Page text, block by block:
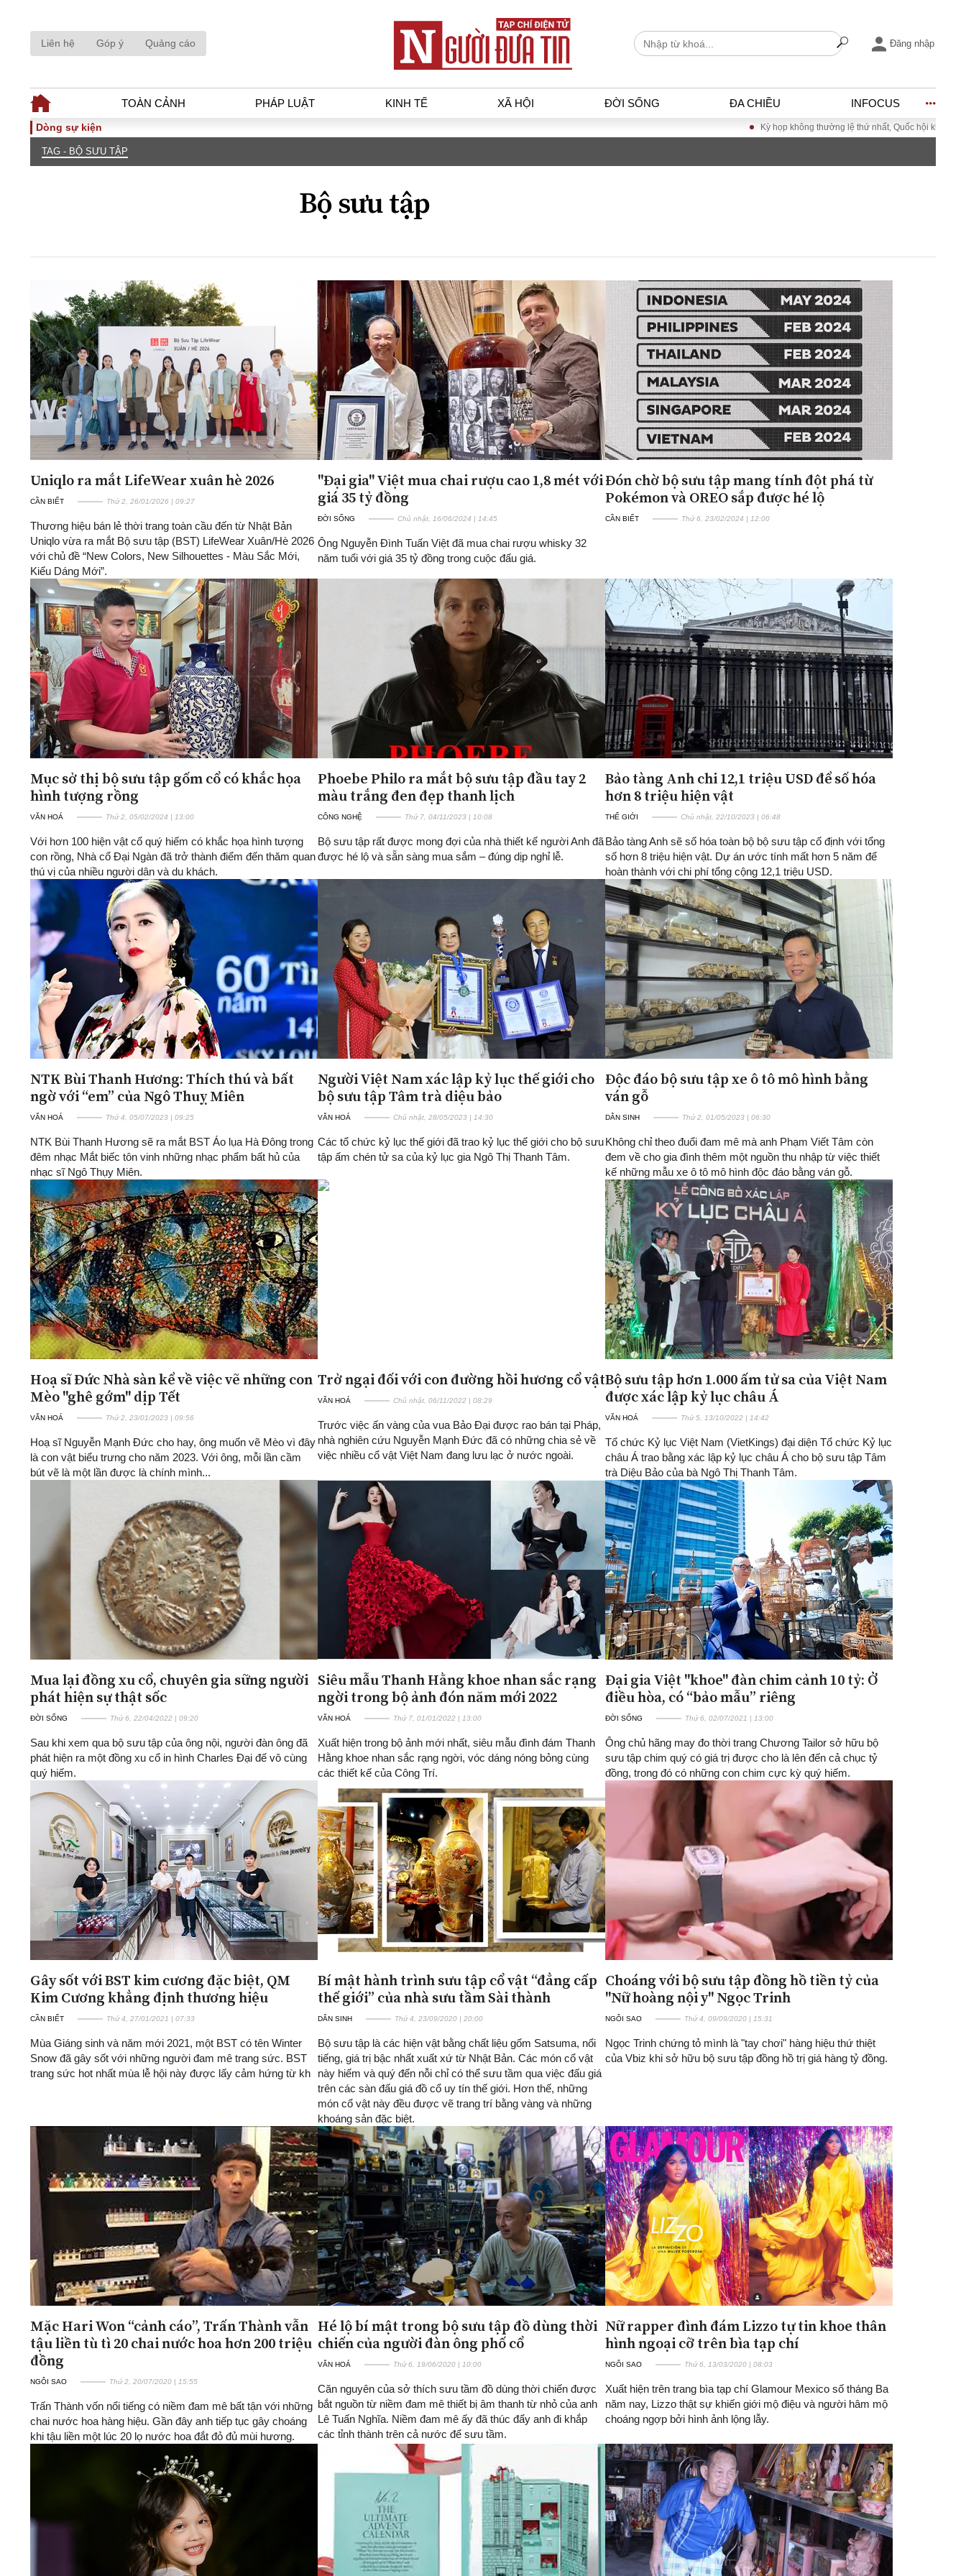
Liên hệ Góp ý Quảng cáo Đăng nhập
TOÀN CẢNH PHÁP LUẬT KINH TẾ XÃ HỘI ĐỜI SỐNG ĐA CHIỀU INFOCUS
TOÀN CẢNH
Thế giới
Góc nhìn luật gia
An ninh - Hình sự
Xu hướng thị trường
Tiêu dùng và dư luận
Công nghệ
Giao thông – Đô thị
ĐA CHIỀU
Quan điểm
Xi nhan Trái Phải
Bạn đọc viết
Đăng ký tin tức mới
Dòng sự kiện Kỳ họp không thường lệ thứ nhất, Quốc hội khóa XVI Đưa Nghị
TAG - BỘ SƯU TẬP
Bộ sưu tập
Uniqlo ra mắt LifeWear xuân hè 2026
CẦN BIẾT Thứ 2, 26/01/2026 | 09:27
Thương hiệu bán lẻ thời trang toàn cầu đến từ Nhật Bản
Uniqlo vừa ra mắt Bộ sưu tập (BST) LifeWear Xuân/Hè 2026
với chủ đề “New Colors, New Silhouettes - Màu Sắc Mới,
Kiểu Dáng Mới”.
"Đại gia" Việt mua chai rượu cao 1,8 mét với
giá 35 tỷ đồng
ĐỜI SỐNG Chủ nhật, 16/06/2024 | 14:45
Ông Nguyễn Đình Tuấn Việt đã mua chai rượu whisky 32
năm tuổi với giá 35 tỷ đồng trong cuộc đấu giá.
Đón chờ bộ sưu tập mang tính đột phá từ
Pokémon và OREO sắp được hé lộ
CẦN BIẾT Thứ 6, 23/02/2024 | 12:00
Mục sở thị bộ sưu tập gốm cổ có khắc họa
hình tượng rồng
VĂN HOÁ Thứ 2, 05/02/2024 | 13:00
Với hơn 100 hiện vật cổ quý hiếm có khắc họa hình tượng
con rồng, Nhà cổ Đại Ngàn đã trở thành điểm đến thăm quan
thú vị của nhiều người dân và du khách.
Phoebe Philo ra mắt bộ sưu tập đầu tay 2
màu trắng đen đẹp thanh lịch
CÔNG NGHỆ Thứ 7, 04/11/2023 | 10:08
Bộ sưu tập rất được mong đợi của nhà thiết kế người Anh đã
được hé lộ và sẵn sàng mua sắm – đúng dịp nghỉ lễ.
Bảo tàng Anh chi 12,1 triệu USD để số hóa
hơn 8 triệu hiện vật
THẾ GIỚI Chủ nhật, 22/10/2023 | 06:48
Bảo tàng Anh sẽ số hóa toàn bộ bộ sưu tập cố định với tổng
số hơn 8 triệu hiện vật. Dự án ước tính mất hơn 5 năm để
hoàn thành với chi phí tổng cộng 12,1 triệu USD.
NTK Bùi Thanh Hương: Thích thú và bất
ngờ với “em” của Ngô Thuỵ Miên
VĂN HOÁ Thứ 4, 05/07/2023 | 09:25
NTK Bùi Thanh Hương sẽ ra mắt BST Áo lụa Hà Đông trong
đêm nhạc Mắt biếc tôn vinh những nhạc phẩm bất hủ của
nhạc sĩ Ngô Thụy Miên.
Người Việt Nam xác lập kỷ lục thế giới cho
bộ sưu tập Tâm trà diệu bảo
VĂN HOÁ Chủ nhật, 28/05/2023 | 14:30
Các tổ chức kỷ lục thế giới đã trao kỷ lục thế giới cho bộ sưu
tập ấm chén tử sa của kỷ lục gia Ngô Thị Thanh Tâm.
Độc đáo bộ sưu tập xe ô tô mô hình bằng
ván gỗ
DÂN SINH Thứ 2, 01/05/2023 | 06:30
Không chỉ theo đuổi đam mê mà anh Phạm Viết Tâm còn
đem về cho gia đình thêm một nguồn thu nhập từ việc thiết
kế những mẫu xe ô tô mô hình độc đáo bằng ván gỗ.
Hoạ sĩ Đức Nhà sàn kể về việc vẽ những con
Mèo "ghê gớm" dịp Tết
VĂN HOÁ Thứ 2, 23/01/2023 | 09:56
Hoạ sĩ Nguyễn Mạnh Đức cho hay, ông muốn vẽ Mèo vì đây
là con vật biểu trưng cho năm 2023. Với ông, mỗi lần cầm
bút vẽ là một lần được là chính mình...
Trở ngại đối với con đường hồi hương cổ vật
VĂN HOÁ Chủ nhật, 06/11/2022 | 08:29
Trước việc ấn vàng của vua Bảo Đại được rao bán tại Pháp,
nhà nghiên cứu Nguyễn Mạnh Đức đã có những chia sẻ về
việc nhiều cổ vật Việt Nam đang lưu lạc ở nước ngoài.
Bộ sưu tập hơn 1.000 ấm tử sa của Việt Nam
được xác lập kỷ lục châu Á
VĂN HOÁ Thứ 5, 13/10/2022 | 14:42
Tổ chức Kỷ lục Việt Nam (VietKings) đại diện Tổ chức Kỷ lục
châu Á trao bằng xác lập kỷ lục châu Á cho bộ sưu tập Tâm
trà Diệu Bảo của bà Ngô Thị Thanh Tâm.
Mua lại đồng xu cổ, chuyên gia sững người
phát hiện sự thật sốc
ĐỜI SỐNG Thứ 6, 22/04/2022 | 09:20
Sau khi xem qua bộ sưu tập của ông nội, người đàn ông đã
phát hiện ra một đồng xu cổ in hình Charles Đại đế vô cùng
quý hiếm.
Siêu mẫu Thanh Hằng khoe nhan sắc rạng
ngời trong bộ ảnh đón năm mới 2022
VĂN HOÁ Thứ 7, 01/01/2022 | 13:00
Xuất hiện trong bộ ảnh mới nhất, siêu mẫu đình đám Thanh
Hằng khoe nhan sắc rạng ngời, vóc dáng nóng bỏng cùng
các thiết kế của Công Trí.
Đại gia Việt "khoe" đàn chim cảnh 10 tỷ: Ở
điều hòa, có “bảo mẫu” riêng
ĐỜI SỐNG Thứ 6, 02/07/2021 | 13:00
Ông chủ hãng may đo thời trang Chương Tailor sở hữu bộ
sưu tập chim quý có giá trị được cho là lên đến cả chục tỷ
đồng, trong đó có những con chim cực kỳ quý hiếm.
Gây sốt với BST kim cương đặc biệt, QM
Kim Cương khẳng định thương hiệu
CẦN BIẾT Thứ 4, 27/01/2021 | 07:33
Mùa Giáng sinh và năm mới 2021, một BST có tên Winter
Snow đã gây sốt với những người đam mê trang sức. BST
trang sức hot nhất mùa lễ hội này được lấy cảm hứng từ kh
Bí mật hành trình sưu tập cổ vật “đẳng cấp
thế giới” của nhà sưu tầm Sài thành
DÂN SINH Thứ 4, 23/09/2020 | 20:00
Bộ sưu tập là các hiện vật bằng chất liệu gốm Satsuma, nổi
tiếng, giá trị bậc nhất xuất xứ từ Nhật Bản. Các món cổ vật
này hiếm và quý đến nỗi chỉ có thể sưu tầm qua việc đấu giá
trên các sàn đấu giá đồ cổ uy tín thế giới. Hơn thế, những
món cổ vật này đều được vẽ trang trí bằng vàng và những
khoáng sản đặc biệt.
Choáng với bộ sưu tập đồng hồ tiền tỷ của
"Nữ hoàng nội y" Ngọc Trinh
NGÔI SAO Thứ 4, 09/09/2020 | 15:31
Ngọc Trinh chứng tỏ mình là "tay chơi" hàng hiệu thứ thiệt
của Vbiz khi sở hữu bộ sưu tập đồng hồ trị giá hàng tỷ đồng.
Mặc Hari Won “cảnh cáo”, Trấn Thành vẫn
tậu liền tù tì 20 chai nước hoa hơn 200 triệu
đồng
NGÔI SAO Thứ 2, 20/07/2020 | 15:55
Trấn Thành vốn nổi tiếng có niềm đam mê bất tận với những
chai nước hoa hàng hiệu. Gần đây anh tiếp tục gây choáng
khi tậu liền một lúc 20 lọ nước hoa đắt đỏ đủ mùi hương.
Hé lộ bí mật trong bộ sưu tập đồ dùng thời
chiến của người đàn ông phố cổ
VĂN HOÁ Thứ 6, 19/06/2020 | 10:00
Căn nguyên của sở thích sưu tầm đồ dùng thời chiến được
bắt nguồn từ niềm đam mê thiết bị âm thanh từ nhỏ của anh
Lê Tuấn Nghĩa. Niềm đam mê ấy đã thúc đẩy anh đi khắp
các tỉnh thành trên cả nước để sưu tầm.
Nữ rapper đình đám Lizzo tự tin khoe thân
hình ngoại cỡ trên bìa tạp chí
NGÔI SAO Thứ 6, 13/03/2020 | 08:03
Xuất hiện trên trang bìa tạp chí Glamour Mexico số tháng Ba
năm nay, Lizzo thật sự khiến giới mộ điệu và người hâm mộ
choáng ngợp bởi hình ảnh lộng lẫy.